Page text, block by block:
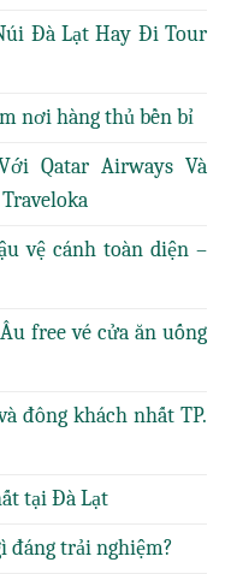
Đà Lạt Hay Đi Tour
nơi hàng thủ bền bỉ
Qatar Airways Và
vệ cánh toàn diện –
free vé cửa ăn uống
đông khách nhất TP.
tại Đà Lạt
đáng trải nghiệm?